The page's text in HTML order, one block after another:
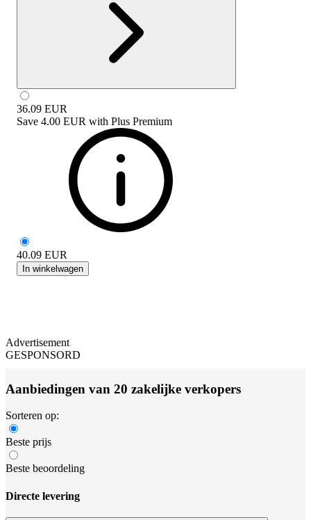
36.09 EUR
Save 4.00 EUR with Plus Premium
40.09 EUR
In winkelwagen
Advertisement
GESPONSORD
Aanbiedingen van 20 zakelijke verkopers
Sorteren op:
Beste prijs
Beste beoordeling
Directe levering